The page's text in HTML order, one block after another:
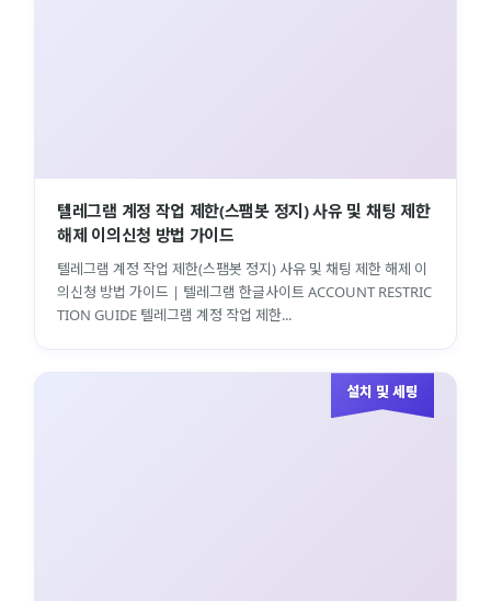
텔레그램 계정 작업 제한(스팸봇 정지) 사유 및 채팅 제한
해제 이의신청 방법 가이드
텔레그램 계정 작업 제한(스팸봇 정지) 사유 및 채팅 제한 해제 이
의신청 방법 가이드 | 텔레그램 한글사이트 ACCOUNT RESTRIC
TION GUIDE 텔레그램 계정 작업 제한...
설치 및 세팅